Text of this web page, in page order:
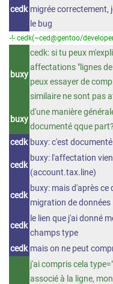
cedk migrée correctement,
le bug
-!- cedk(~ced@gentoo/
buxy
cedk: si tu peux
affectations "lignes de
peux essayer de
similaire ne sont pas
buxy
d'une manière
documenté qque part?
cedk buxy: c'est
cedk
buxy: l'affectation
(account.tax.line)
cedk
buxy: mais d'après ce
migration de données
cedk
le lien que j'ai donné
champs type
cedk mais on ne peut
j'ai compris cela
associé à la ligne,